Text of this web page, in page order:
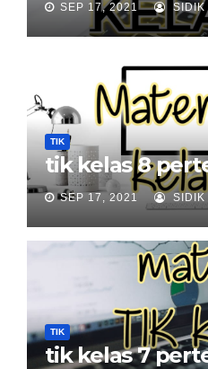
SEP 17, 2021 SIDIK
TIK
tik kelas 8
SEP 17, 2021 SIDIK
TIK
tik kelas 7